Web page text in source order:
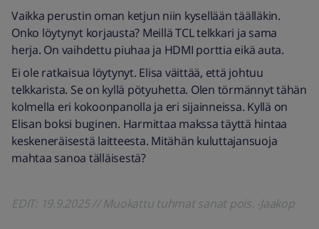
Vaikka perustin oman ketjun niin kysellään täälläkin.
Onko löytynyt korjausta? Meillä TCL telkkari ja sama
herja. On vaihdettu piuhaa ja HDMI porttia eikä auta.
Ei ole ratkaisua löytynyt. Elisa väittää, että johtuu
telkkarista. Se on kyllä pötyuhetta. Olen törmännyt tähän
kolmella eri kokoonpanolla ja eri sijainneissa. Kyllä on
Elisan boksi buginen. Harmittaa makssa täyttä hintaa
keskeneräisestä laitteesta. Mitähän kuluttajansuoja
mahtaa sanoa tälläisestä?
EDIT: 19.9.2025 // Muokattu tuhmat sanat pois. -Jaakop